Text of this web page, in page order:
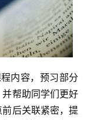
内容，预习部分
帮助同学们更好
后关联紧密，提